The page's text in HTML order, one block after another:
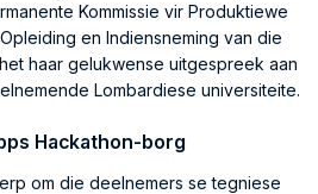
Kommissie vir Produktiewe
en Indiensneming van die
haar gelukwense uitgespreek aan
Lombardiese universiteite.
Hackathon-borg
om die deelnemers se tegniese